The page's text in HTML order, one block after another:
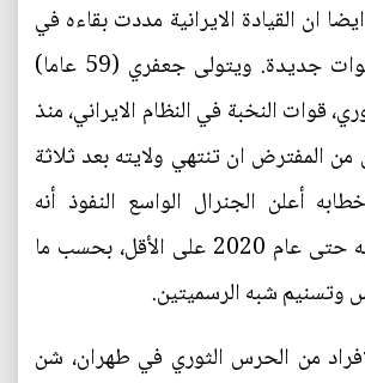
ان القيادة الايرانية مددت بقاءه في
منصبه لثلاث سنوات جديدة. ويتولى جعفري (59 عاما)
قوات النخبة في النظام الايراني، منذ
من المفترض ان تنتهي ولايته بعد ثلاثة
أعلن الجنرال الواسع النفوذ أنه
سيبقى في منصبه حتى عام 2020 على الأقل، بحسب ما
وتسنيم شبه الرسميتين.
من الحرس الثوري في طهران، شن